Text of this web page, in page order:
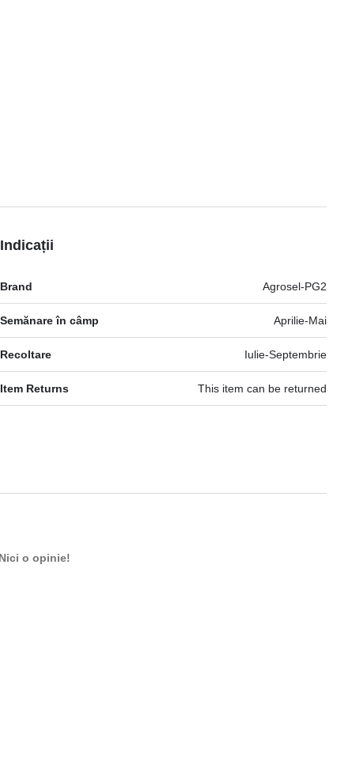
Indicații
Brand Agrosel-PG2
Semănare în câmp Aprilie-Mai
Recoltare Iulie-Septembrie
Item Returns This item can be returned
Nici o opinie!